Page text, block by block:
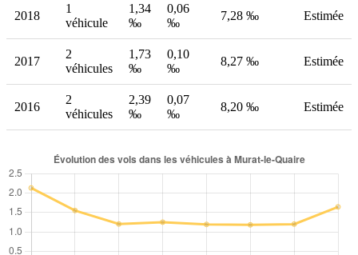
2018
1
véhicule
1,34
‰
0,06
‰
7,28 ‰ Estimée
2017
2
véhicules
1,73
‰
0,10
‰
8,27 ‰ Estimée
2016
2
véhicules
2,39
‰
0,07
‰
8,20 ‰ Estimée